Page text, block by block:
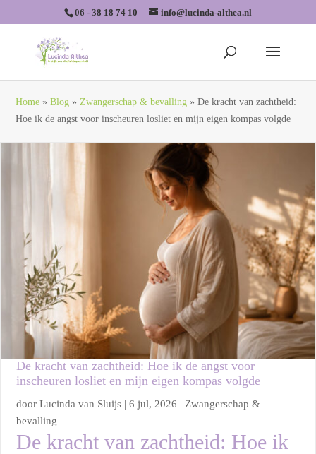
06 - 38 18 74 10 info@lucinda-althea.nl
Home »Blog »Zwangerschap & bevalling »De kracht van zachtheid:
Hoe ik de angst voor inscheuren losliet en mijn eigen kompas volgde
De kracht van zachtheid: Hoe ik de angst voor
inscheuren losliet en mijn eigen kompas volgde
doorLucinda van Sluijs |6 jul, 2026 | Zwangerschap &
bevalling
De kracht van zachtheid: Hoe ik